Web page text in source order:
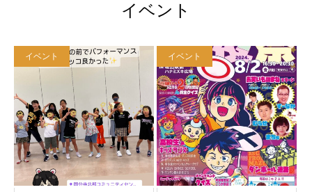
イベント
イベント イベント